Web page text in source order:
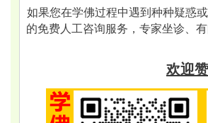
如果您在学佛过程中遇到种种疑惑
的免费人工咨询服务，专家坐诊、
欢迎